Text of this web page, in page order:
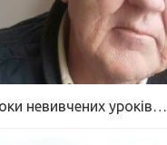
невивчених уроків…